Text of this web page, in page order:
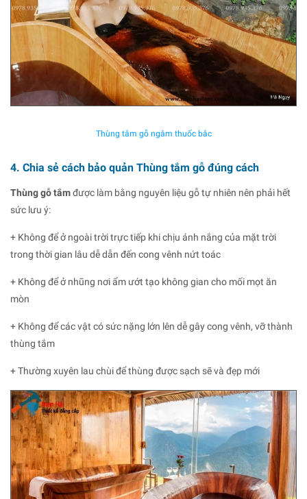
Thùng tắm gỗ ngâm thuốc bắc
4. Chia sẻ cách bảo quản Thùng tắm gỗ đúng cách
Thùng gỗ tắmđược làm bằng nguyên liệu gỗ tự nhiên nên phải hết
sức lưu ý:
+ Không để ở ngoài trời trực tiếp khi chịu ánh nắng của mặt trời
trong thời gian lâu dễ dẫn đến cong vênh nứt toác
+ Không để ở nhũng nơi ẩm ướt tạo không gian cho mối mọt ăn
mòn
+ Không để các vật có sức nặng lớn lên dễ gây cong vênh, vỡ thành
thùng tắm
+ Thường xuyên lau chùi để thùng được sạch sẽ và đẹp mới